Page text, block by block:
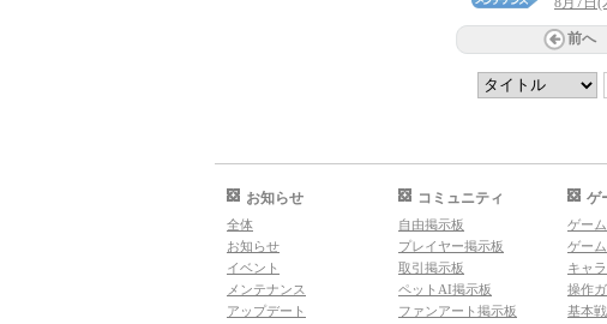
前へ
お知らせ
全体
お知らせ
イベント
メンテナンス
アップデート
コミュニティ
自由掲示板
プレイヤー掲示板
取引掲示板
ペットAI掲示板
ファンアート掲示板
ゲ
ゲー
ゲー
キャ
操作
基本